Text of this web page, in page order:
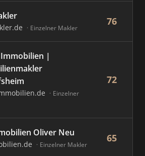
Einzelner Makler
76
|
Einzelner
72
Oliver Neu
Einzelner Makler
65